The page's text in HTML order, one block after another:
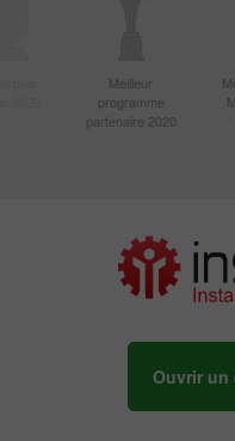
Meilleur
programme
partenaire 2020
Ouvrir un